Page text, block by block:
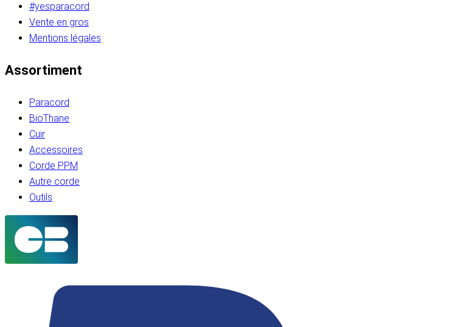
#yesparacord
Vente en gros
Mentions légales
Assortiment
Paracord
BioThane
Cuir
Accessoires
Corde PPM
Autre corde
Outils